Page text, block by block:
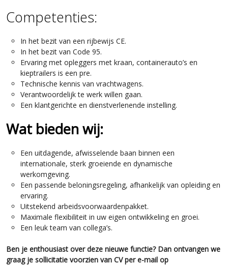
Competenties:
In het bezit van een rijbewijs CE.
In het bezit van Code 95.
Ervaring met opleggers met kraan, containerauto’s en
kieptrailers is een pre.
Technische kennis van vrachtwagens.
Verantwoordelijk te werk willen gaan.
Een klantgerichte en dienstverlenende instelling.
Wat bieden wij:
Een uitdagende, afwisselende baan binnen een
internationale, sterk groeiende en dynamische
werkomgeving.
Een passende beloningsregeling, afhankelijk van opleiding en
ervaring.
Uitstekend arbeidsvoorwaardenpakket.
Maximale flexibiliteit in uw eigen ontwikkeling en groei.
Een leuk team van collega’s.
Ben je enthousiast over deze nieuwe functie? Dan ontvangen we
graag je sollicitatie voorzien van CV per e-mail op